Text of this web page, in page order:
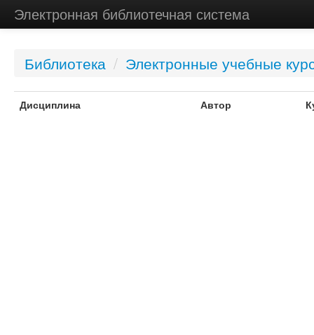
Электронная библиотечная система
Библиотека / Электронные учебные
Дисциплина Автор